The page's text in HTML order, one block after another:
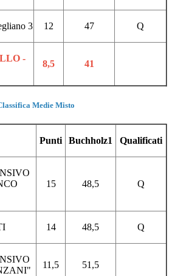
3 12 47 Q
-
8,5 41
Medie Misto
Punti Buchholz1 Qualificati
15 48,5 Q
14 48,5 Q
11,5 51,5